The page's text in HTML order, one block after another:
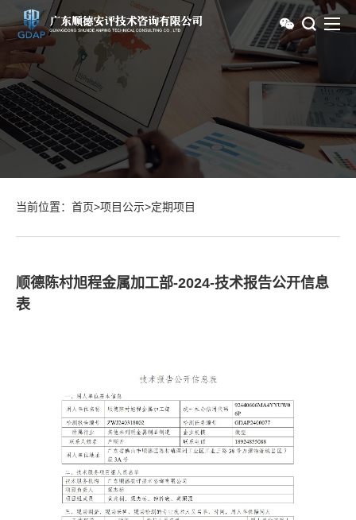
当前位置： 首页>项目公示>定期项目
顺德陈村旭程金属加工部-2024-技术报告公开信息
表